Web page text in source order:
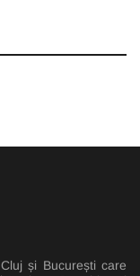
și București care